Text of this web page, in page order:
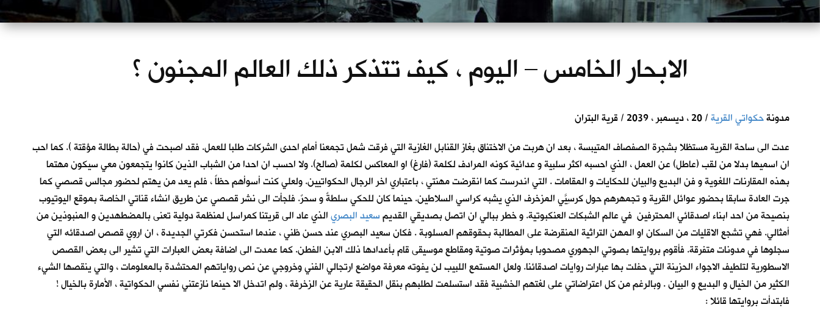
الابحار الخامس – اليوم ، كيف تتذكر ذلك العالم المجنون ؟
مدونةحكواتي القرية/ 20 ، ديسمبر ، 2039 / قرية البتران
عدت الى ساحة القرية مستظلا بشجرة الصفصاف المتيبسة ، بعد ان هربت من الاختناق بغاز القنابل الغازية التي فرقت شمل تجمعنا أمام احدى الشركات طلبا للعمل. فقد اصبحت في (حالة بطالة مؤقتة ). كما احب
ان اسميها بدلا من لقب (عاطل) عن العمل ، الذي احسبه اكثر سلبية و عدائية كونه المرادف لكلمة (فارغ) او المعاكس لكلمة (صالح). ولا احسب ان احدا من الشباب الذين كانوا يتجمعون معي سيكون مهتما
بهذه المقارنات اللغوية و فن البديع والبيان للحكايات و المقامات . التي اندرست كما انقرضت مهنتي ، باعتباري اخر الرجال الحكواتيين. ولعلي كنت أسوأهم حظاً ، فلم يعد من يهتم لحضور مجالس قصصي كما
جرت العادة سابقا بحضور عوائل القرية و تجمهرهم حول كرسِيّيَ المزخرف الذي يشبه كراسي السلاطين. حينما كان للحكي سلطةٌ و سحرٌ. فلجأت الى نشر قصصي عن طريق انشاء قناتي الخاصة بموقع اليوتيوب
بنصيحة من احد ابناء اصدقائي المحترفين في عالم الشبكات العنكبوتية. و خطر ببالي ان اتصل بصديقي القديمسعيد البصريالذي عاد الى قريتنا كمراسل لمنظمة دولية تعنى بالمضطهدين و المنبوذين من
أمثالي. فهي تشجع الاقليات من السكان او المهن التراثية المنقرضة على المطالبة بحقوقهم المسلوبة . فكان سعيد البصري عند حسن ظني ، عندما استحسن فكرتي الجديدة ، ان اروي قصص اصدقائه التي
سجلوها في مدونات متفرقة. فأقوم بروايتها بصوتي الجهوري مصحوبا بمؤثرات صوتية ومقاطع موسيقى قام بأعدادها ذلك الابن الفطن. كما عمدت الى اضافة بعض العبارات التي تشير الى بعض القصص
الاسطورية لتلطيف الاجواء الحزينة التي حفلت بها عبارات روايات اصدقائنا. ولعل المستمع اللبيب لن يفوته معرفة مواضع ارتجالي الفني وخروجي عن نص رواياتهم المحتشدة بالمعلومات ، والتي ينقصها الشيء
الكثير من الخيال و البديع و البيان . وبالرغم من كل اعتراضاتي على لغتهم الخشبية فقد استسلمت لطلبهم بنقل الحقيقة عارية عن الزخرفة ، ولم اتدخل الا حينما نازعتني نفسي الحكواتية ، الأمارة بالخيال !
فابتدأت بروايتها قائلا :